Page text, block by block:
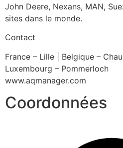
John Deere, Nexans, MAN,
sites dans le monde.
Contact
France – Lille | Belgique –
Luxembourg – Pommerloch
www.aqmanager.com
Coordonnées